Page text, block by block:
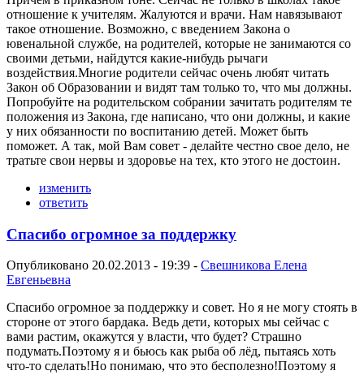
отношение к учителям. Жалуются и врачи. Нам навязывают
такое отношение. Возможно, с введением Закона о
ювенальной службе, на родителей, которые не занимаются со
своими детьми, найдутся какие-нибудь рычаги
воздействия.Многие родители сейчас очень любят читать
Закон об Образовании и видят там только то, что мы должны.
Попробуйте на родительском собрании зачитать родителям те
положения из Закона, где написано, что они должны, и какие
у них обязанности по воспитанию детей. Может быть
поможет. А так, мой Вам совет - делайте честно свое дело, не
тратьте свои нервы и здоровье на тех, кто этого не достоин.
изменить
ответить
Спасибо огромное за поддержку
Опубликовано 20.02.2013 - 19:39 - Свешникова Елена
Евгеньевна
Спасибо огромное за поддержку и совет. Но я не могу стоять в
стороне от этого бардака. Ведь дети, которых мы сейчас с
вами растим, окажутся у власти, что будет? Страшно
подумать.Поэтому я и бьюсь как рыба об лёд, пытаясь хоть
что-то сделать!Но понимаю, что это бесполезно!Поэтому я